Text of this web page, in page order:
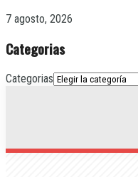
7 agosto, 2026
Categorias
Categorias